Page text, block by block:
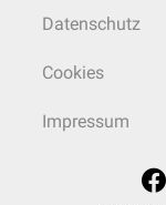
Datenschutz
Cookies
Impressum